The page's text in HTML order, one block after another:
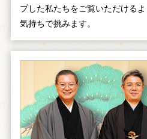
プした私たちをご覧いただける
気持ちで挑みます。